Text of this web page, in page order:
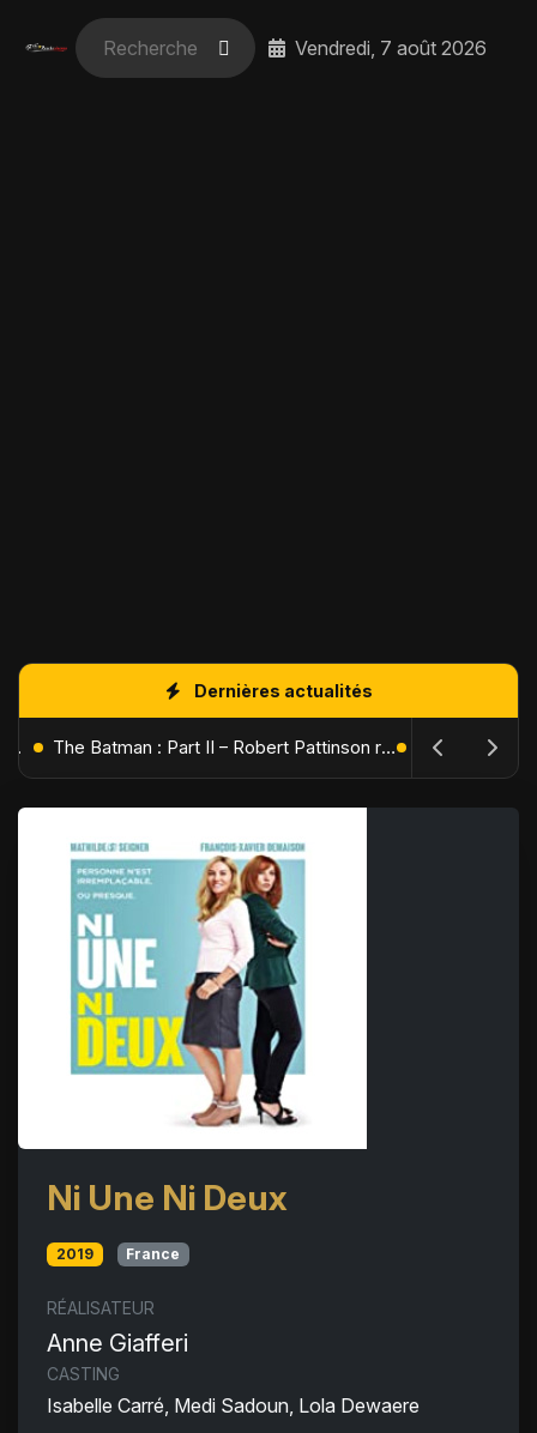
Vendredi, 7 août 2026
Dernières actualités
L'Âge de Glace : Le Réveil du Volcan – Manny, Sid et Diego de retour pour une aventure explosive The Batman : Part II – Robert Pattinson replonge dans les ténèbres de Gotham dès octobre 2027
Ni Une Ni Deux
2019 France
RÉALISATEUR
Anne Giafferi
CASTING
Isabelle Carré, Medi Sadoun, Lola Dewaere